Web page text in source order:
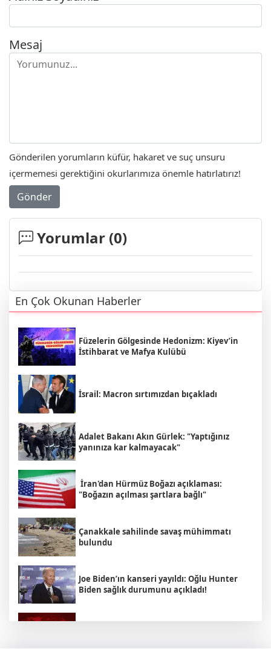
Mesaj
Gönderilen yorumların küfür, hakaret ve suç unsuru
içermemesi gerektiğini okurlarımıza önemle hatırlatırız!
Gönder
Yorumlar (0)
En Çok Okunan Haberler
Füzelerin Gölgesinde Hedonizm: Kiyev’in
İstihbarat ve Mafya Kulübü
İsrail: Macron sırtımızdan bıçakladı
Adalet Bakanı Akın Gürlek: "Yaptığınız
yanınıza kar kalmayacak"
İran'dan Hürmüz Boğazı açıklaması:
"Boğazın açılması şartlara bağlı"
Çanakkale sahilinde savaş mühimmatı
bulundu
Joe Biden’ın kanseri yayıldı: Oğlu Hunter
Biden sağlık durumunu açıkladı!